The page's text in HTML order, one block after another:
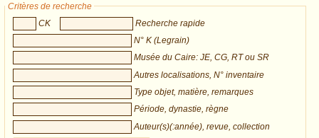
Critères de recherche
CK
Recherche rapide
N° K (Legrain)
Musée du Caire: JE, CG, RT ou SR
Autres localisations, N° inventaire
Type objet, matière, remarques
Période, dynastie, règne
Auteur(s)(:année), revue, collection